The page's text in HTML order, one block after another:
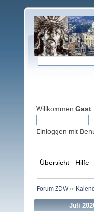
Willkommen Gast
Einloggen mit
Übersicht Hilfe
Forum ZDW»
Juli